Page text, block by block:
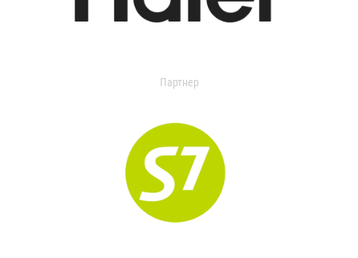
Партнер